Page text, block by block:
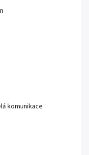
komunikace